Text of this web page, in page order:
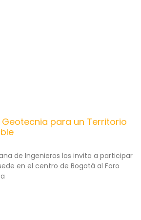
para un Territorio
de Ingenieros los invita a participar
en el centro de Bogotá al Foro